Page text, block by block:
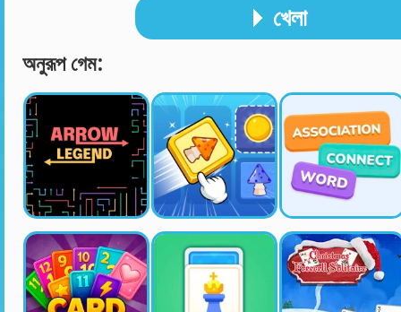
খেলা
অনুরূপ গেম: